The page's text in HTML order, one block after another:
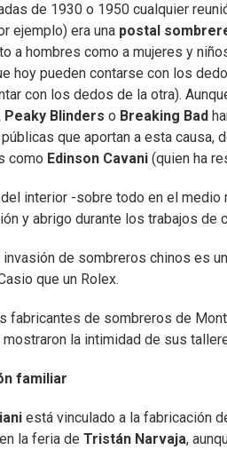
de 1930 o 1950 cualquier
ejemplo) era una postal
a hombres como a mujeres y
hoy pueden contarse con los
con los dedos de la otra).
Peaky Blinders o Breaking Bad
que aportan a esta causa,
como Edinson Cavani (quien ha
del interior -sobre todo en el
y abrigo durante los trabajos de
invasión de sombreros chinos es
que un Rolex.
fabricantes de sombreros de
mostraron la intimidad de sus
familiar
está vinculado a la fabricación
la feria de Tristán Narvaja,